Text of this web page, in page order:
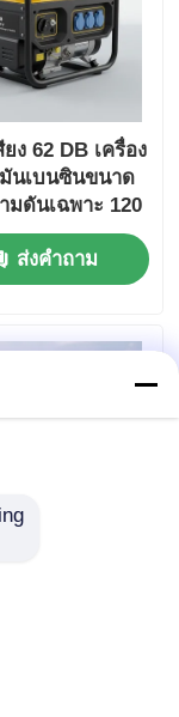
ง 62 DB เครื่อง
นเบนซินขนาด
มดันเฉพาะ 120
หล่งพลังงานสําห
มกลางแจ้งและ
รณ์ฉุกเฉิน
ส่งคำถาม